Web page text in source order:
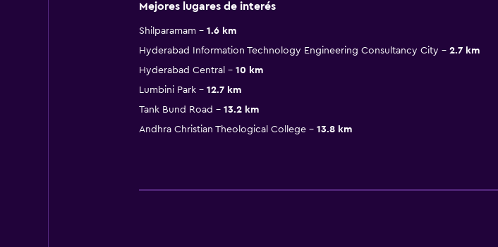
Mejores lugares de interés
Shilparamam 1.6 km
Hyderabad Information Technology Engineering Consultancy City
2.7 km
Hyderabad Central
10 km
Lumbini Park
12.7 km
Tank Bund Road
13.2 km
Andhra Christian Theological College
13.8 km